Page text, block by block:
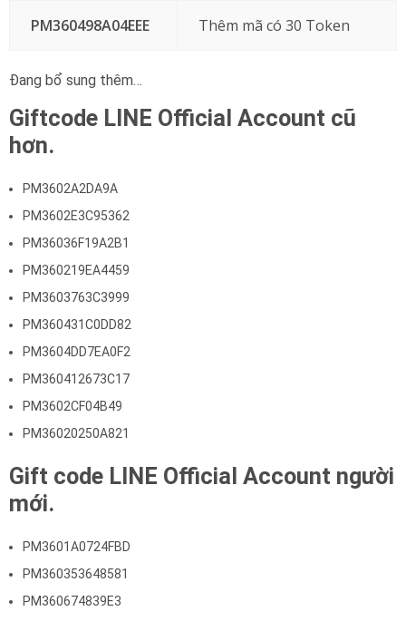
PM360498A04EEE Thêm mã có 30 Token
Đang bổ sung thêm…
Giftcode LINE Official Account cũ
hơn.
PM3602A2DA9A
PM3602E3C95362
PM36036F19A2B1
PM360219EA4459
PM3603763C3999
PM360431C0DD82
PM3604DD7EA0F2
PM360412673C17
PM3602CF04B49
PM36020250A821
Gift code LINE Official Account người
mới.
PM3601A0724FBD
PM360353648581
PM360674839E3